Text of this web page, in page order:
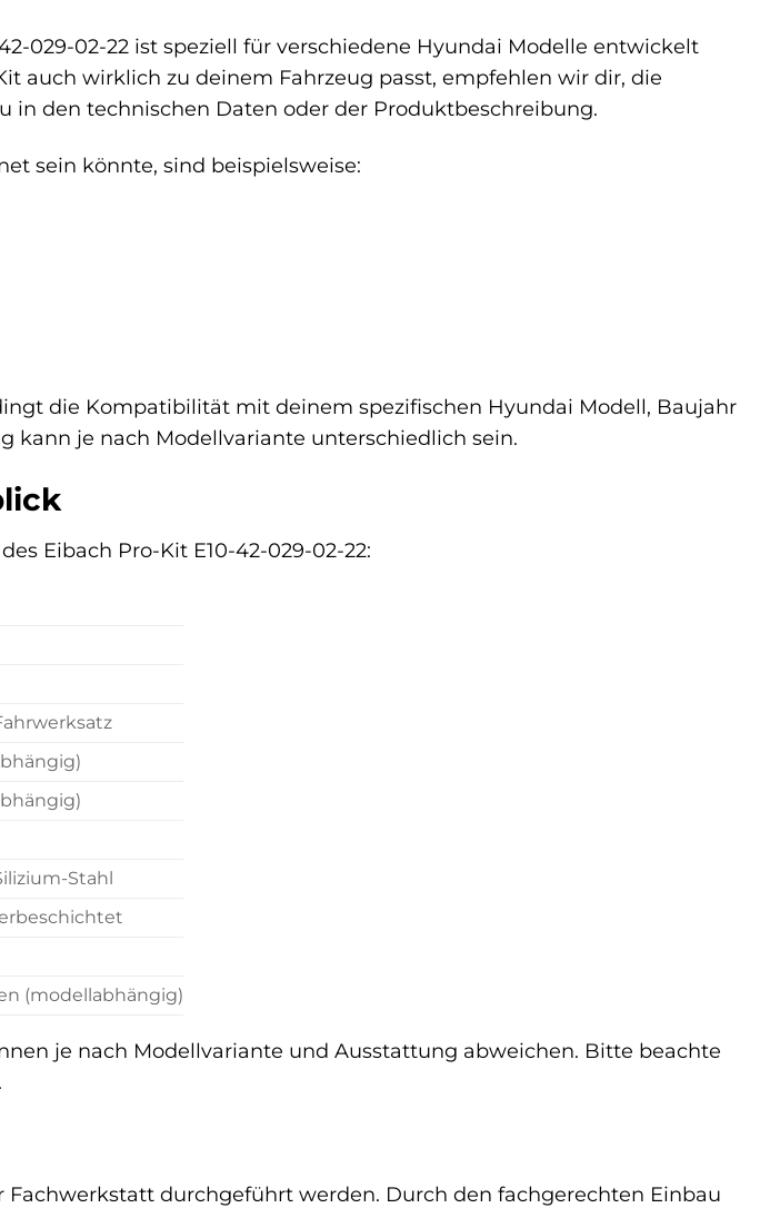
029-02-22 ist speziell für verschiedene Hyundai Modelle entwickelt
auch wirklich zu deinem Fahrzeug passt, empfehlen wir dir, die
in den technischen Daten oder der Produktbeschreibung.
sein könnte, sind beispielsweise:
die Kompatibilität mit deinem spezifischen Hyundai Modell, Baujahr
kann je nach Modellvariante unterschiedlich sein.
Eibach Pro-Kit E10-42-029-02-22:
Stahl
(modellabhängig)
je nach Modellvariante und Ausstattung abweichen. Bitte beachte
Fachwerkstatt durchgeführt werden. Durch den fachgerechten Einbau